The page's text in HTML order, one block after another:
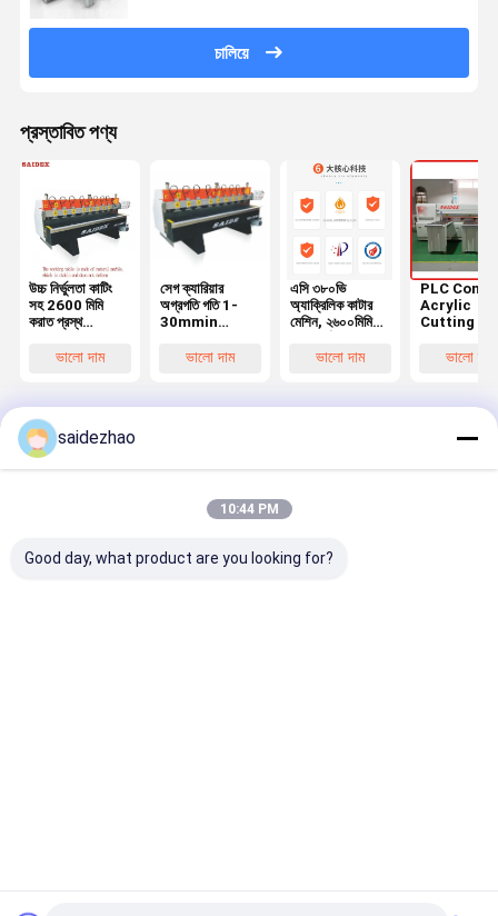
চালিয়ে
প্রস্তাবিত পণ্য
উচ্চ নির্ভুলতা কাটিং
সহ 2600 মিমি
করাত প্রস্থ
মেশিন, নির্ভুল
নিশ্চিত করে
ভালো দাম
সেগ ক্যারিয়ার
অগ্রগতি গতি 1-
30mmin
মেশিন 30mm অক্ষ
11kw মাথা শিল্পের
ভালো দাম
এসি ৩৮০ভি
অ্যাক্রিলিক কাটার
মেশিন, ২৬০০মিমি
অ্যাক্রিলিক শিট
ভালো দাম
PLC
Acrylic
Cutting
80-120mm
ভালো দাম
করুন
সাইট ম্যাপ
গোপনীয়তা নীতি
গুণএক্রাইলিক মেশিনচীন কারখানা.Copyright © 2026 Dongguan Saide
Electromechanical Equipment Co., Ltd.. All Rights Reserved.
saidezhao
10:44 PM
Good day, what product are you looking for?